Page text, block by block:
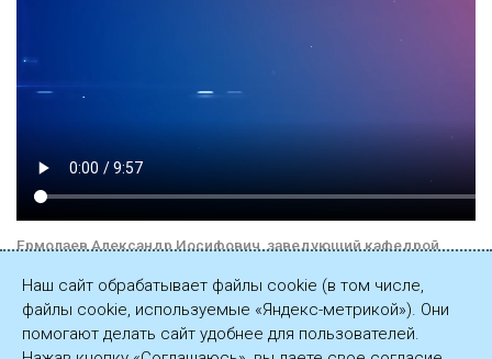
Ермолаев Александр Иосифович, заведующий кафедрой
месторождений РГУ нефти и газа (НИУ) имени И.М. Губкина,
профессор, доктор технических наук, член редакционного
совета журнала «Наука и техника в газовой промышленности»
Наш сайт обрабатывает файлы cookie (в том числе,
файлы cookie, используемые «Яндекс-метрикой»). Они
помогают делать сайт удобнее для пользователей.